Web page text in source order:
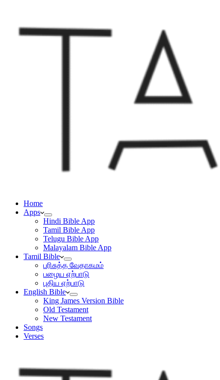
Home
Apps
Hindi Bible App
Tamil Bible App
Telugu Bible App
Malayalam Bible App
Tamil Bible
பரிசுத்த வேதாகமம்
பழைய ஏற்பாடு
புதிய ஏற்பாடு
English Bible
King James Version Bible
Old Testament
New Testament
Songs
Verses